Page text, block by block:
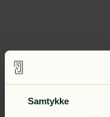
Samtykke